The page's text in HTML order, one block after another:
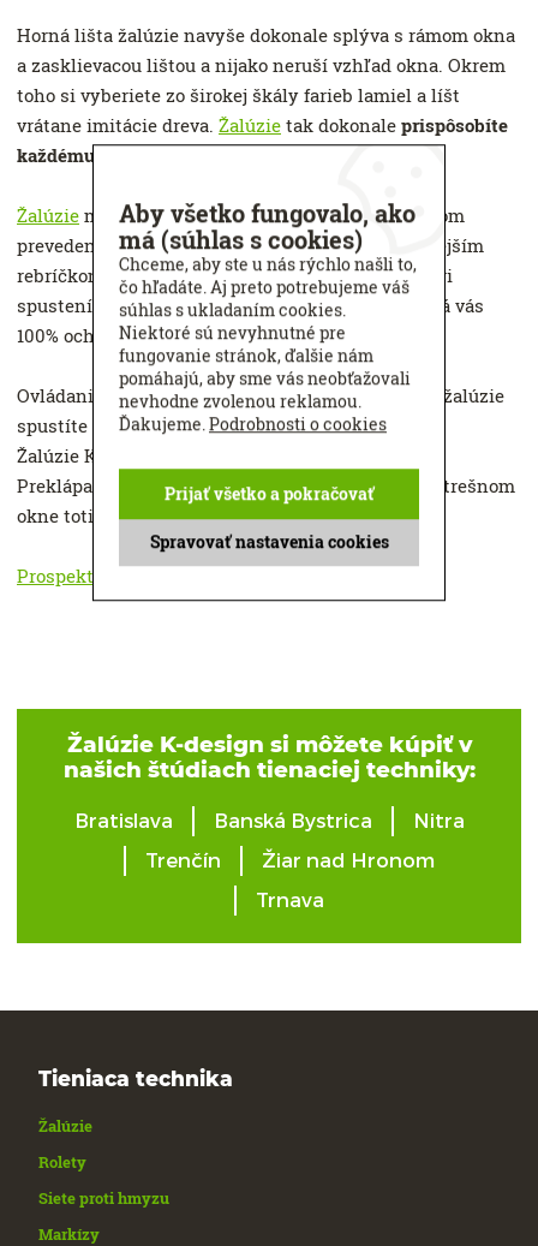
Horná lišta žalúzie navyše dokonale splýva s rámom okna
a zasklievacou lištou a nijako neruší vzhľad okna. Okrem
toho si vyberiete zo širokej škály farieb lamiel a líšt
vrátane imitácie dreva. Žalúzie tak dokonale prispôsobíte
každému oknu.
Žalúzie môžete mať v štandardnom aj celotieniacom
prevedení. Vďaka špeciálnemu dierovaniu a hustejším
rebríčkom s väčším množstvom lamiel vznikne pri
spustení žalúziekompaktná tieniaca plocha
, ktorá vás
100% ochráni pred slnečným žiarením.
Ovládanie je jednoduché. Pomocou tyčky a šnúry žalúzie
spustíte a nastavíte sipožadovaný sklon lamiel.
Žalúzie K-design sa nehodia do strešných okien.
Preklápanie štandardných vnútorných žalúzií v strešnom
okne totiž znižuje účinnosť tienenia až o 50 %.
Prospekt Interiérové žalúzie na stiahnutie tu.
Žalúzie K-design si môžete kúpiť v
našich štúdiach tienaciej techniky:
Bratislava Banská Bystrica
Nitra
Trenčín
Žiar nad Hronom
Trnava
Tieniaca technika
Žalúzie
Rolety
Siete proti hmyzu
Markízy
Aby všetko fungovalo, ako
má (súhlas s cookies)
Chceme, aby ste u nás rýchlo našli to,
čo hľadáte. Aj preto potrebujeme váš
súhlas s ukladaním cookies.
Niektoré sú nevyhnutné pre
fungovanie stránok, ďalšie nám
pomáhajú, aby sme vás neobťažovali
nevhodne zvolenou reklamou.
Ďakujeme.Podrobnosti o cookies
Spravovať nastavenia cookies
Prijať všetko a pokračovať